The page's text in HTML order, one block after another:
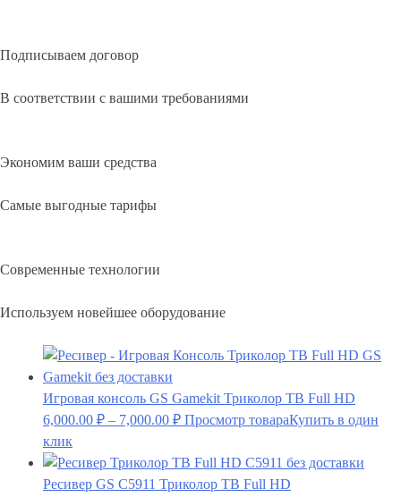
Подписываем договор
В соответствии с вашими требованиями
Экономим ваши средства
Самые выгодные тарифы
Современные технологии
Используем новейшее оборудование
Игровая консоль GS Gamekit Триколор ТВ Full HD
6,000.00 ₽ – 7,000.00 ₽ Просмотр товараКупить в один
клик
Ресивер GS C5911 Триколор ТВ Full HD